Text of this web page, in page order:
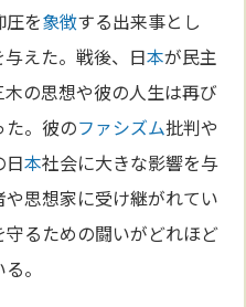
圧を象徴する出来事とし
えた。戦後、日本が民主
の思想や彼の人生は再び
た。彼のファシズム批判や
日本社会に大きな影響を与
や思想家に受け継がれてい
守るための闘いがどれほど
。